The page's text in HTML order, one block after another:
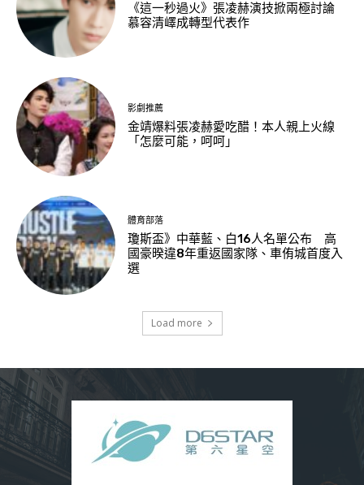
《這一秒過火》張凌赫演技掀兩極討論
慕容清嶧成轉型代表作
影劇推薦
金靖爆料張凌赫愛吃醋！本人親上火線
「怎麼可能，呵呵」
體育部落
瓊斯盃》中華藍、白16人名單公布 高
國豪暌違8年重返國家隊、車侑城首度入
選
Load more